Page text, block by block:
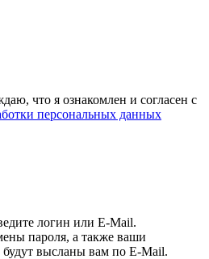
что я ознакомлен и согласен с
персональных данных
логин или E-Mail.
пароля, а также ваши
высланы вам по E-Mail.